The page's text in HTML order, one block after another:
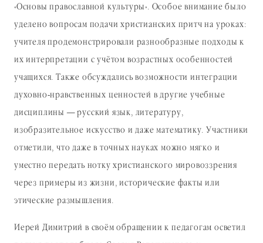
«Основы православной культуры». Особое внимание было
уделено вопросам подачи христианских притч на уроках:
учителя продемонстрировали разнообразные подходы к
их интерпретации с учётом возрастных особенностей
учащихся. Также обсуждались возможности интеграции
духовно-нравственных ценностей в другие учебные
дисциплины — русский язык, литературу,
изобразительное искусство и даже математику. Участники
отметили, что даже в точных науках можно мягко и
уместно передать нотку христианского мировоззрения
через примеры из жизни, исторические факты или
этические размышления.
Иерей Димитрий в своём обращении к педагогам осветил